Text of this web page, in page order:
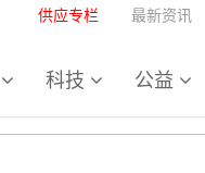
科技 公益
供应专栏 最新资讯